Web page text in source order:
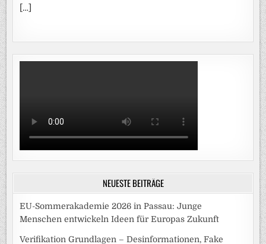
[…]
NEUESTE BEITRÄGE
EU-Sommerakademie 2026 in Passau: Junge
Menschen entwickeln Ideen für Europas Zukunft
Verifikation Grundlagen – Desinformationen, Fake